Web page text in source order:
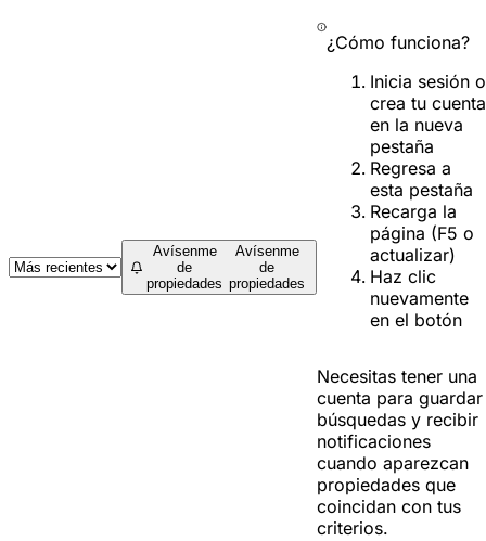
Avísenme
de
propiedades
Avísenme
de
propiedades
¿Cómo funciona?
Inicia sesión o
crea tu cuenta
en la nueva
pestaña
Regresa a
esta pestaña
Recarga la
página (F5 o
actualizar)
Haz clic
nuevamente
en el botón
Necesitas tener una
cuenta para guardar
búsquedas y recibir
notificaciones
cuando aparezcan
propiedades que
coincidan con tus
criterios.